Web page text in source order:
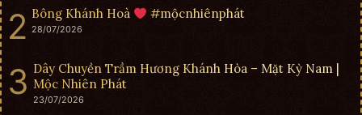
Bông Khánh Hoà #mộcnhiênphát
28/07/2026
Dây Chuyền Trầm Hương Khánh Hòa – Mặt Kỳ Nam |
Mộc Nhiên Phát
23/07/2026